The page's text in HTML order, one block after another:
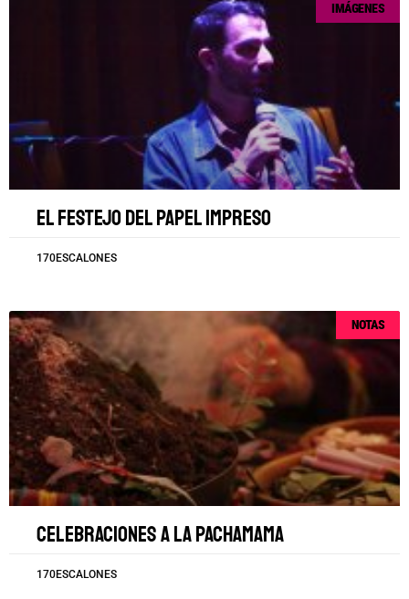
IMÁGENES
El festejo del papel impreso
170ESCALONES
NOTAS
Celebraciones a la Pachamama
170ESCALONES